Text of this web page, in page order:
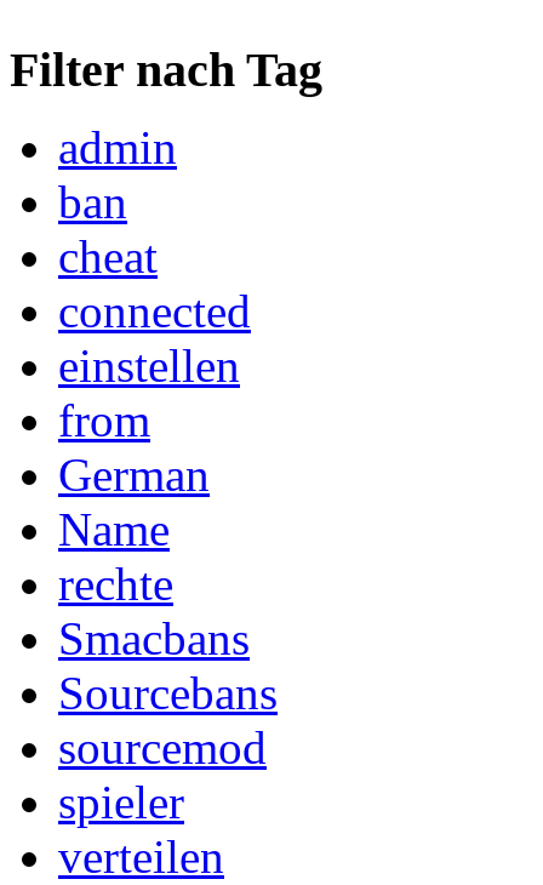
Filter nach Tag
admin
ban
cheat
connected
einstellen
from
German
Name
rechte
Smacbans
Sourcebans
sourcemod
spieler
verteilen